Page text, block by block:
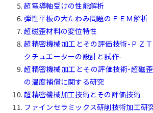
超電導軸受けの性能解析
弾性平板の大たわみ問題のＦＥＭ解析
超磁歪材料の変位特性
超精密機械加工とその評価技術-ＰＺ
クチュエーターの設計と試作-
超精密機械加工とその評価技術-超磁
の温度補償に関する研究
超精密機械加工技術とその評価技術
ファインセラミックス研削技術加工研